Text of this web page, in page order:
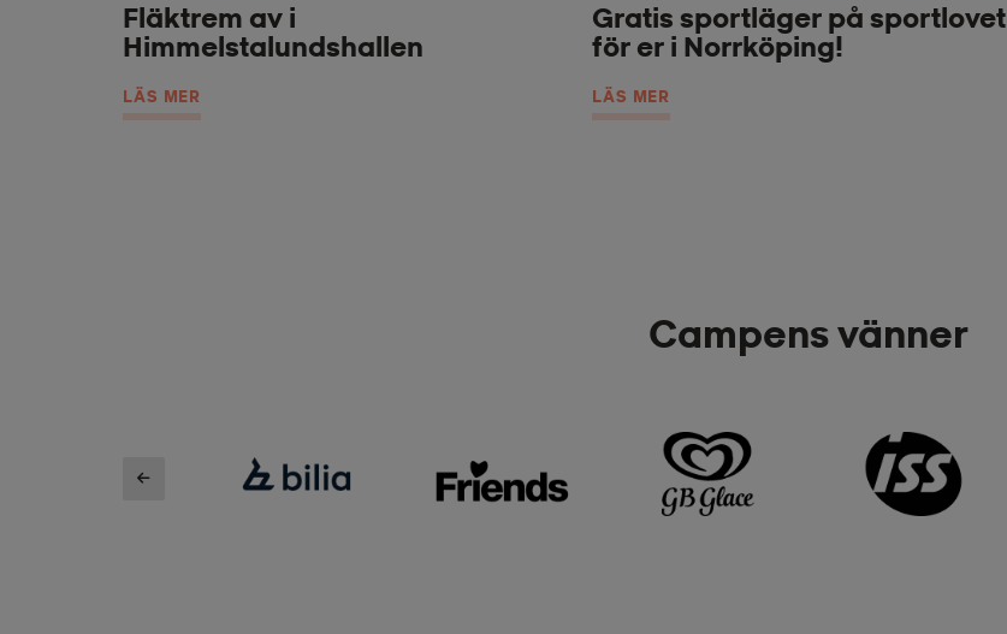
Fläktrem av i
Himmelstalundshallen
LÄS MER
Gratis sportläger på sportlovet
för er i Norrköping!
LÄS MER
Campens vänner